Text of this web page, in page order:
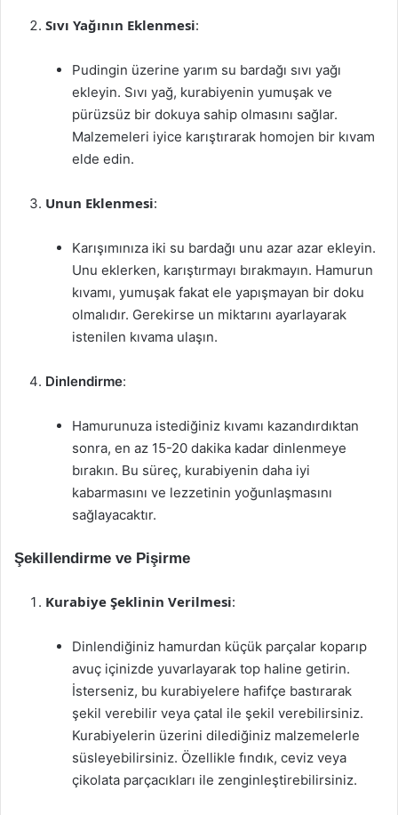
Sıvı Yağının Eklenmesi:
Pudingin üzerine yarım su bardağı sıvı yağı
ekleyin. Sıvı yağ, kurabiyenin yumuşak ve
pürüzsüz bir dokuya sahip olmasını sağlar.
Malzemeleri iyice karıştırarak homojen bir kıvam
elde edin.
Unun Eklenmesi:
Karışımınıza iki su bardağı unu azar azar ekleyin.
Unu eklerken, karıştırmayı bırakmayın. Hamurun
kıvamı, yumuşak fakat ele yapışmayan bir doku
olmalıdır. Gerekirse un miktarını ayarlayarak
istenilen kıvama ulaşın.
Dinlendirme:
Hamurunuza istediğiniz kıvamı kazandırdıktan
sonra, en az 15-20 dakika kadar dinlenmeye
bırakın. Bu süreç, kurabiyenin daha iyi
kabarmasını ve lezzetinin yoğunlaşmasını
sağlayacaktır.
Şekillendirme ve Pişirme
Kurabiye Şeklinin Verilmesi:
Dinlendiğiniz hamurdan küçük parçalar koparıp
avuç içinizde yuvarlayarak top haline getirin.
İsterseniz, bu kurabiyelere hafifçe bastırarak
şekil verebilir veya çatal ile şekil verebilirsiniz.
Kurabiyelerin üzerini dilediğiniz malzemelerle
süsleyebilirsiniz. Özellikle fındık, ceviz veya
çikolata parçacıkları ile zenginleştirebilirsiniz.